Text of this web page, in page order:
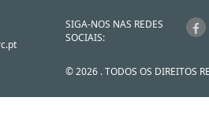
SIGA-NOS NAS REDES
SOCIAIS:
© 2026 . TODOS OS DIREITOS